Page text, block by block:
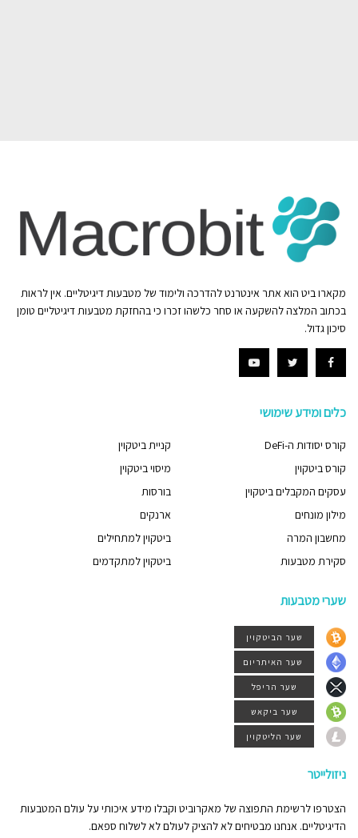
מקארו ביט הוא אתר אינטרנט להדרכה ולימוד של מטבעות דיגיטליים. אין לראות
בכתוב המלצה להשקעה או סחר כלשהו זכרו כי בהחזקת מטבעות דיגיטליים טומן
סיכון גדול.
כלים ומידע שימושי
קורס יסודות ה-DeFi
קורס ביטקוין
עסקים המקבלים ביטקוין
מילון מונחים
מחשבון המרה
סקירת מטבעות
קניית ביטקוין
מיסוי ביטקוין
בורסות
ארנקים
ביטקוין למתחילים
ביטקוין למתקדמים
שערי מטבעות
שער הביטקוין
שער האיתריום
שער הריפל
שער ביקאש
שער הליטקוין
ניזולייטר
הצטרפו לרשימת התפוצה של מאקרוביט וקבלו מידע איכותי על עולם המטבעות
הדיגיטליים. אנחנו מבטיחים לא להציק לעולם לא לשלוח ספאם.